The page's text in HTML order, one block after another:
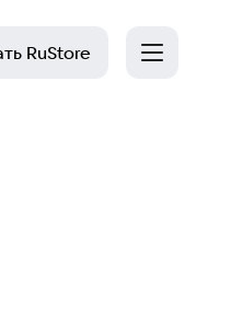
RuStore